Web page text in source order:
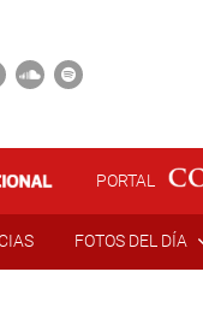
PORTAL
FOTOS DEL DÍA